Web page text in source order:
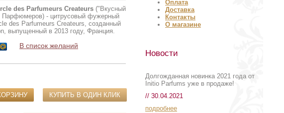
des Parfumeurs Createurs ("Вкусный
Парфюмеров) - цитрусовый фужерный
des Parfumeurs Createurs, созданный
выпущенный в 2013 году, Франция.
В список желаний
КУПИТЬ В ОДИН КЛИК
Оплата
Доставка
Контакты
О магазине
Новости
Долгожданная новинка 2021 года от
Initio Parfums уже в продаже!
// 30.04.2021
подробнее